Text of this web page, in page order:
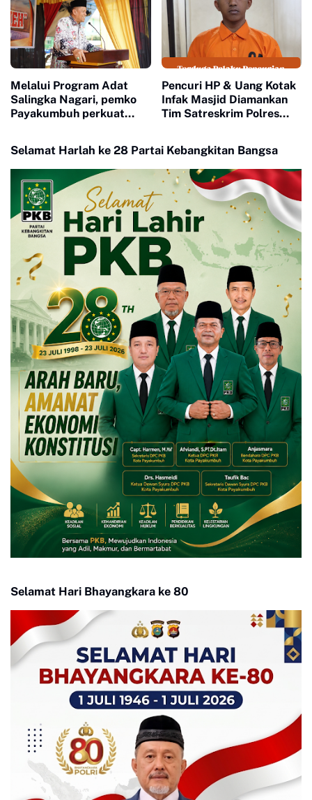
Melalui Program Adat
Salingka Nagari, pemko
Payakumbuh perkuat
Pencuri HP & Uang Kotak
Infak Masjid Diamankan
Tim Satreskrim Polres
Selamat Harlah ke 28 Partai Kebangkitan Bangsa
Selamat Hari Bhayangkara ke 80